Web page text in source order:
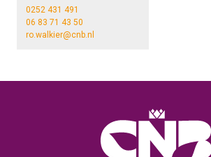
0252 431 491
06 83 71 43 50
ro.walkier@cnb.nl